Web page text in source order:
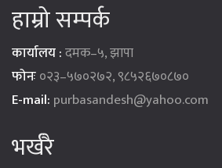
हाम्रो सम्पर्क
कार्यालय :दमक–५, झापा
फोनः०२३–५७०२७२, ९८५२६७०८७०
E-mail: purbasandesh@yahoo.com
भर्खरै